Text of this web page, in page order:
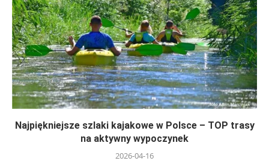
Najpiękniejsze szlaki kajakowe w Polsce – TOP trasy
na aktywny wypoczynek
2026-04-16